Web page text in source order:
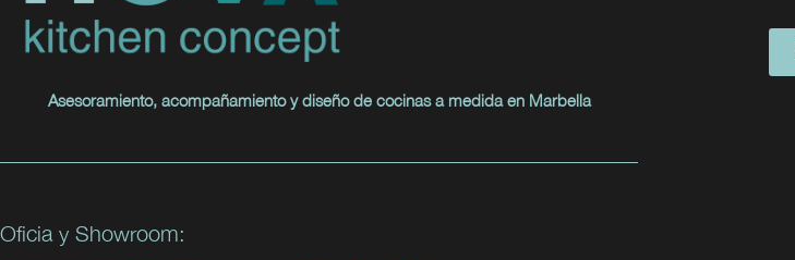
Asesoramiento, acompañamiento y diseño de cocinas a medida en Marbella
Oficia y Showroom: